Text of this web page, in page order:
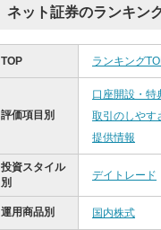
ネット証券のランキン
TOP ランキング
評価項目別
口座開設・特
取引のしやす
提供情報
投資スタイル
別
デイトレード
運用商品別 国内株式